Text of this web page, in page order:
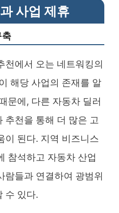
사업 제휴
축
천에서 오는 네트워킹의
해당 사업의 존재를 알
문에, 다른 자동차 딜러
추천을 통해 더 많은 고
이 된다. 지역 비즈니스
참석하고 자동차 산업
람들과 연결하여 광범위
수 있다.